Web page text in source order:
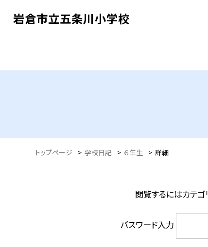
岩倉市立五条川小学校
トップページ > 学校日記 > ６年生 > 詳細
閲覧するにはカテゴ
パスワード入力